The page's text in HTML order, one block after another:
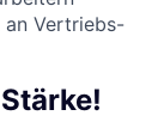
Vertriebs-